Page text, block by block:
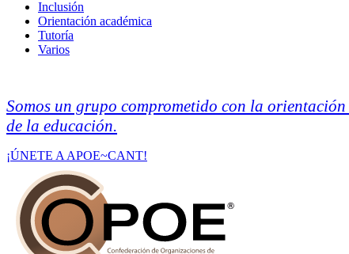
Inclusión
Orientación académica
Tutoría
Varios
Somos un grupo comprometido con la
de la educación.
¡ÚNETE A APOE~CANT!